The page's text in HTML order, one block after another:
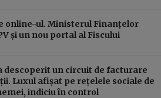
online-ul. Ministerul Finanțelor
și un nou portal al Fiscului
descoperit un circuit de facturare
Luxul afișat pe rețelele sociale de
indiciu în control